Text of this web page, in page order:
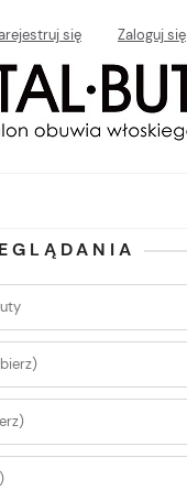
się Zaloguj się